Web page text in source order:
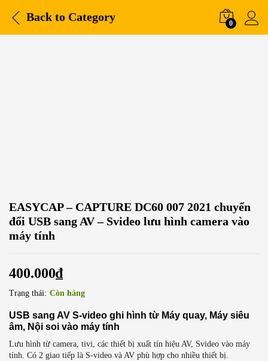
Back to Category 0
EASYCAP – CAPTURE DC60 007 2021 chuyển
đổi USB sang AV – Svideo lưu hình camera vào
máy tính
400.000₫
Trạng thái: Còn hàng
USB sang AV S-video ghi hình từ Máy quay, Máy siêu
âm, Nội soi vào máy tính
Lưu hình từ camera, tivi, các thiết bị xuất tín hiệu AV, Svideo vào máy
tính. Có 2 giao tiếp là S-video và AV phù hợp cho nhiều thiết bị.